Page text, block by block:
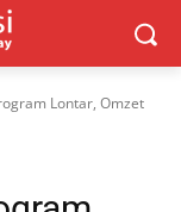
Lontar, Omzet